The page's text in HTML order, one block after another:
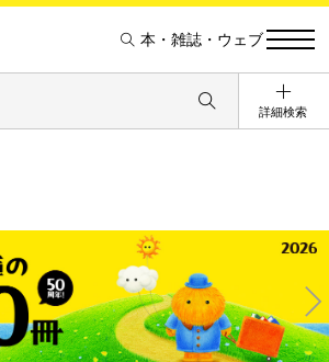
本・雑誌・ウェブ
詳細検索
Ne